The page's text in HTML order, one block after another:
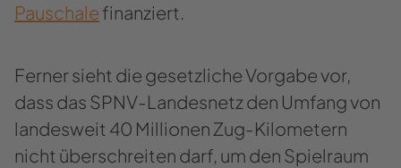
Pauschale fi­nan­ziert.
Fer­ner sieht die ge­setz­li­che Vor­ga­be vor,
dass das SPNV-​Landesnetz den Um­fang von
lan­des­weit 40 Mil­lio­nen Zug-​Kilometern
nicht über­schrei­ten darf, um den Spiel­raum